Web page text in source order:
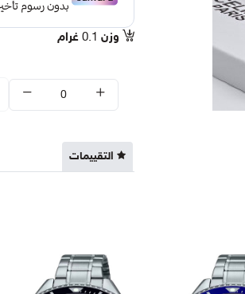
وزن 0.1 غرام
التقييمات